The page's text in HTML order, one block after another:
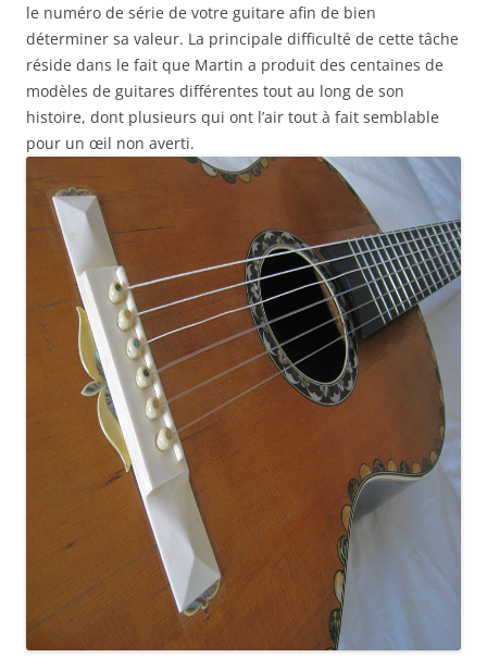
le numéro de série de votre guitare afin de bien
déterminer sa valeur. La principale difficulté de cette tâche
réside dans le fait que Martin a produit des centaines de
modèles de guitares différentes tout au long de son
histoire, dont plusieurs qui ont l’air tout à fait semblable
pour un œil non averti.